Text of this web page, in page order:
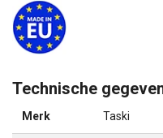
Technische
Merk Taski